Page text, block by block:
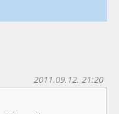
2011.09.12. 21:20